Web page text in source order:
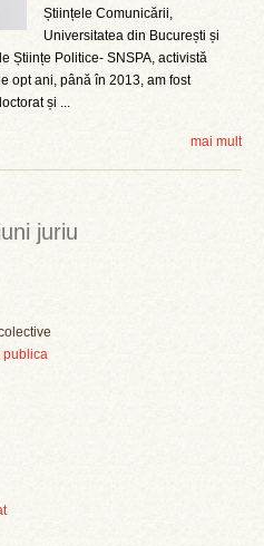
juriu
publica
Științele Comunicării,
Universitatea din București și
Științe Politice- SNSPA, activistă
opt ani, până în 2013, am fost
și ...
mai mult